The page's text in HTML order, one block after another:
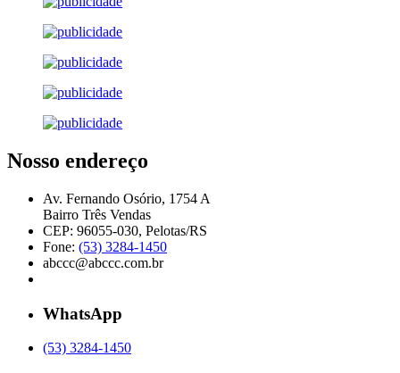
Nosso endereço
Av. Fernando Osório, 1754 A
Bairro Três Vendas
CEP: 96055-030, Pelotas/RS
Fone: (53) 3284-1450
abccc@abccc.com.br
WhatsApp
(53) 3284-1450